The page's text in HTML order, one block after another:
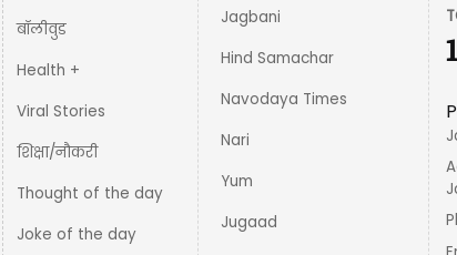
बॉलीवुड
Health +
Viral Stories
शिक्षा/नौकरी
Thought of the day
Joke of the day
Jagbani
Hind Samachar
Navodaya Times
Nari
Yum
Jugaad